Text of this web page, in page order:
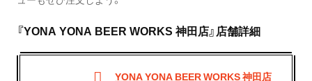
『YONA YONA BEER WORKS 神田店』店舗詳細
YONA YONA BEER WORKS 神田店